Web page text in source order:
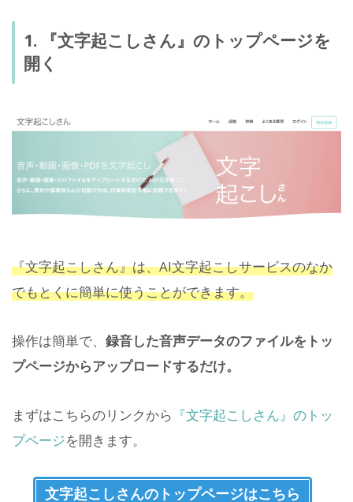
1. 『文字起こしさん』のトップページを
開く
『文字起こしさん』は、AI文字起こしサービスのなか
でもとくに簡単に使うことができます。
操作は簡単で、 録音した音声データのファイルをトッ
プページからアップロードするだけ。
まずはこちらのリンクから 『文字起こしさん』のトッ
プページを開きます。
文字起こしさんのトップページはこちら